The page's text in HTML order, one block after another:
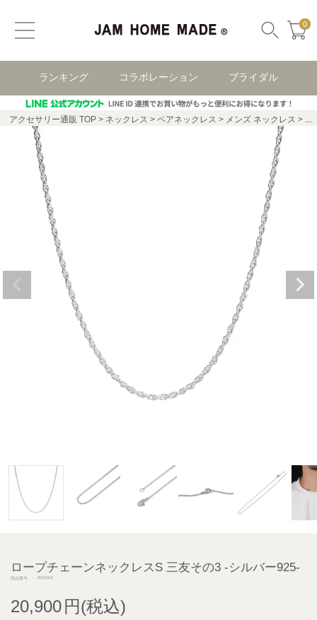
0
ランキング コラボレーション ブライダル
アクセサリー通販 TOP ネックレス ペアネックレス メンズ ネックレス ロ
ロープチェーンネックレスS 三友その3 -シルバー925-
商品番号 JNS1312
20,900